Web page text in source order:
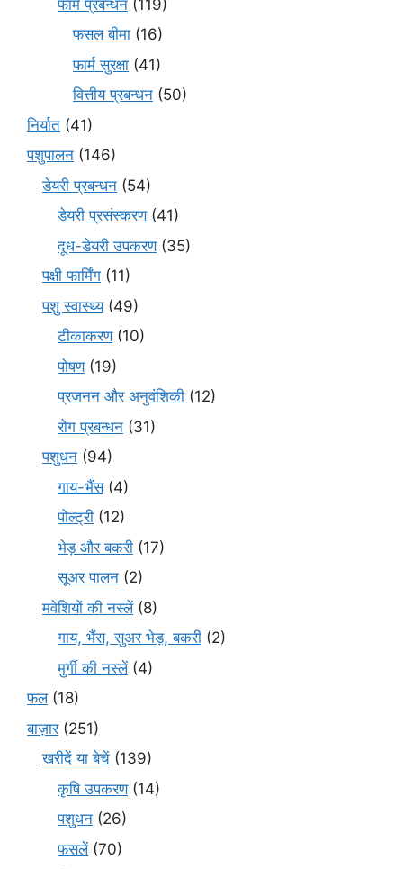
फार्म प्रबन्धन (119)
फसल बीमा (16)
फार्म सुरक्षा (41)
वित्तीय प्रबन्धन (50)
निर्यात (41)
पशुपालन (146)
डेयरी प्रबन्धन (54)
डेयरी प्रसंस्करण(41)
दूध-डेयरी उपकरण(35)
पक्षी फार्मिंग (11)
पशु स्वास्थ्य(49)
टीकाकरण(10)
पोषण(19)
प्रजनन और अनुवंशिकी (12)
रोग प्रबन्धन (31)
पशुधन (94)
गाय-भैंस(4)
पोल्ट्री (12)
भेड़ और बकरी (17)
सूअर पालन (2)
मवेशियों की नस्लें(8)
गाय, भैंस, सुअर भेड़, बकरी (2)
मुर्गी की नस्लें(4)
फल(18)
बाज़ार(251)
खरीदें या बेचें (139)
कृषि उपकरण(14)
पशुधन (26)
फसलें(70)